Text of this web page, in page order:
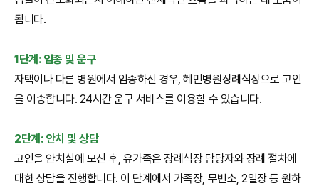
됩니다.
1단계: 임종 및 운구
자택이나 다른 병원에서 임종하신 경우, 혜민병원장례식장으로 고인
을 이송합니다. 24시간 운구 서비스를 이용할 수 있습니다.
2단계: 안치 및 상담
고인을 안치실에 모신 후, 유가족은 장례식장 담당자와 장례 절차에
대한 상담을 진행합니다. 이 단계에서 가족장, 무빈소, 2일장 등 원하